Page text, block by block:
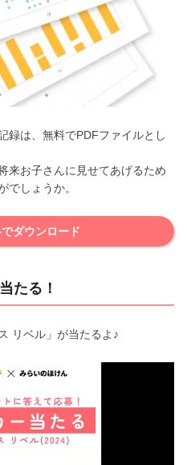
録は、無料でPDFファイルとし
来お子さんに見せてあげるため
でしょうか。
ダウンロード
たる！
リベル」が当たるよ♪